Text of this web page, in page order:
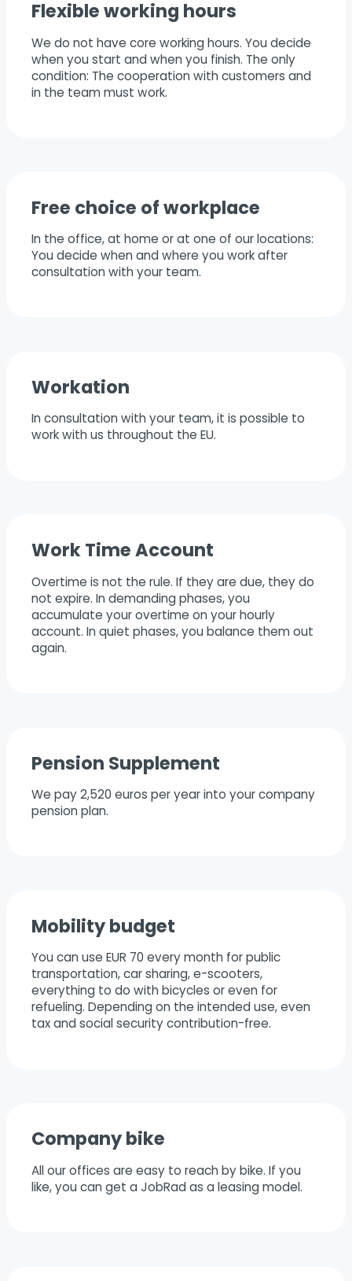
Flexible working hours
We do not have core working hours. You decide
when you start and when you finish. The only
condition: The cooperation with customers and
in the team must work.
Free choice of workplace
In the office, at home or at one of our locations:
You decide when and where you work after
consultation with your team.
Workation
In consultation with your team, it is possible to
work with us throughout the EU.
Work Time Account
Overtime is not the rule. If they are due, they do
not expire. In demanding phases, you
accumulate your overtime on your hourly
account. In quiet phases, you balance them out
again.
Pension Supplement
We pay 2,520 euros per year into your company
pension plan.
Mobility budget
You can use EUR 70 every month for public
transportation, car sharing, e-scooters,
everything to do with bicycles or even for
refueling. Depending on the intended use, even
tax and social security contribution-free.
Company bike
All our offices are easy to reach by bike. If you
like, you can get a JobRad as a leasing model.